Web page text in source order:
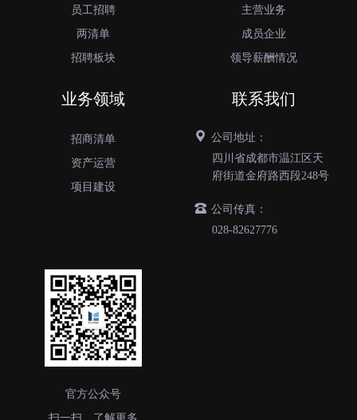
员工招聘
两清单
招聘板块
主营业务
成员企业
领导薪酬情况
业务领域
招商清单
资产运营
项目建设
联系我们
公司地址：
四川省成都市温江区天
府街道金府路西段248号
公司传真：
028-82627776
官方公众号